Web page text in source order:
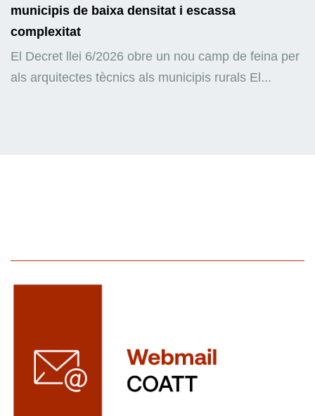
municipis de baixa densitat i escassa
complexitat
El Decret llei 6/2026 obre un nou camp de feina per
als arquitectes tècnics als municipis rurals El...